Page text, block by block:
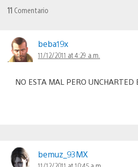
11 Comentario
beba19x
11/12/2011 at 4:29 a.m.
NO ESTA MAL PERO UNCHARTED
bemuz_93MX